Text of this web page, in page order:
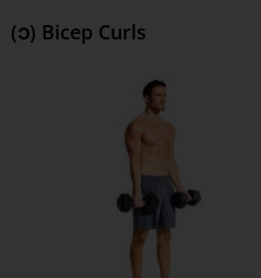
(၁) Bicep Curls